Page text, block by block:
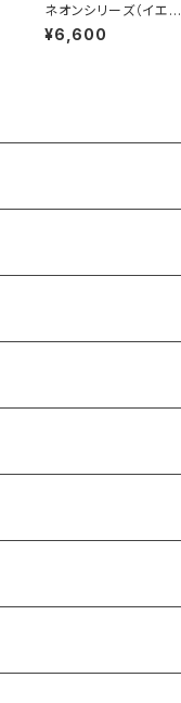
ネオンシリーズ（イエロ
ー系）NY-SM25004
¥6,600